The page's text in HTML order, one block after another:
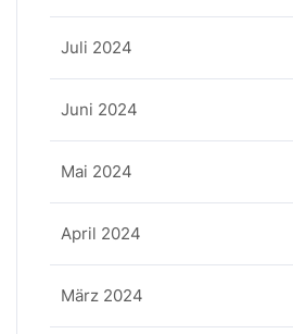
Juli 2024
Juni 2024
Mai 2024
April 2024
März 2024